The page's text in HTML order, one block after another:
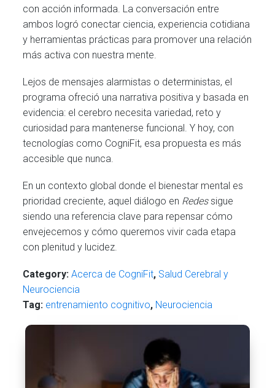
con acción informada. La conversación entre
ambos logró conectar ciencia, experiencia cotidiana
y herramientas prácticas para promover una relación
más activa con nuestra mente.
Lejos de mensajes alarmistas o deterministas, el
programa ofreció una narrativa positiva y basada en
evidencia: el cerebro necesita variedad, reto y
curiosidad para mantenerse funcional. Y hoy, con
tecnologías como CogniFit, esa propuesta es más
accesible que nunca.
En un contexto global donde el bienestar mental es
prioridad creciente, aquel diálogo en Redessigue
siendo una referencia clave para repensar cómo
envejecemos y cómo queremos vivir cada etapa
con plenitud y lucidez.
Category: Acerca de CogniFit, Salud Cerebral y
Neurociencia
Tag: entrenamiento cognitivo, Neurociencia